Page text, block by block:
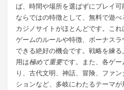
ば、時間や場所を選ばずにプレイ
ならではの特徴として、無料で遊
カジノサイトがほとんどです。こ
ゲームのルールや特徴、ボーナス
できる絶好の機会です。戦略を練
用は極めて重要です。また、各ゲ
り、古代文明、神話、冒険、ファ
ションなど、多岐にわたるテーマ